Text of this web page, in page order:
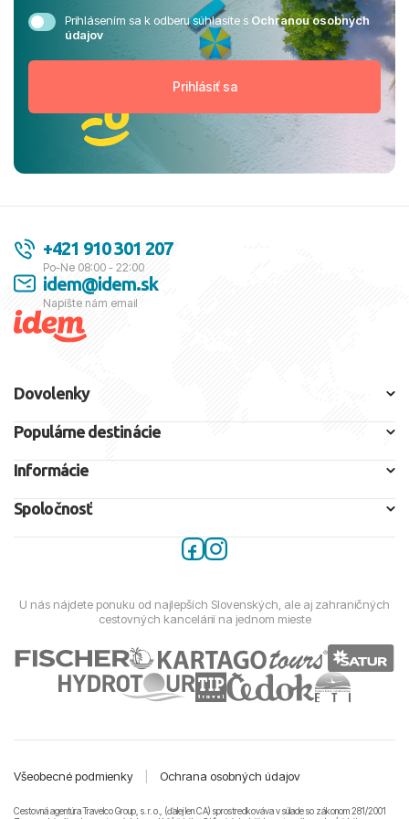
Prihlásením sa k odberu súhlasíte sOchranou osobných
údajov
+421 910 301 207
Po-Ne 08:00 - 22:00
idem@idem.sk
Napíšte nám email
Dovolenky
Populárne destinácie
Informácie
Spoločnosť
U nás nájdete ponuku od najlepších Slovenských, ale aj zahraničných
cestovných kancelárií na jednom mieste
Všeobecné podmienky Ochrana osobných údajov
Cestovná agentúra Travelco Group, s. r. o., (ďalej len CA) sprostredkováva v súlade so zákonom 281/2001